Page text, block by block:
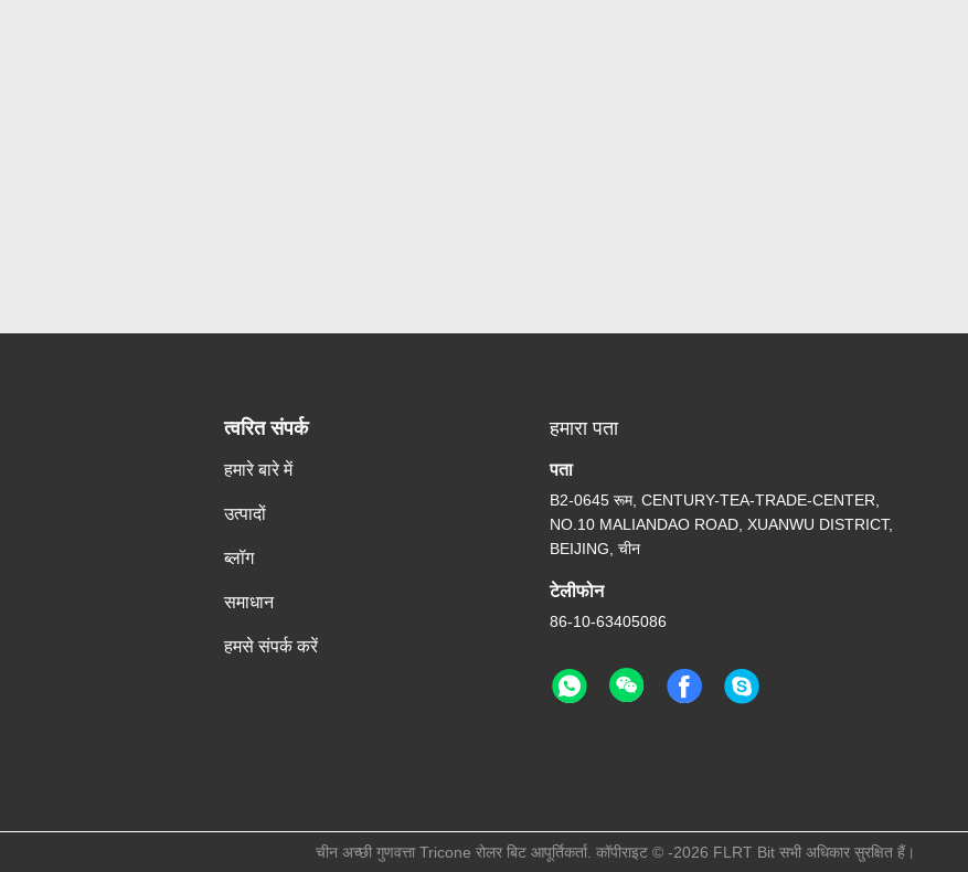
त्वरित संपर्क
हमारे बारे में
उत्पादों
ब्लॉग
समाधान
हमसे संपर्क करें
हमारा पता
पता
B2-0645 रूम, CENTURY-TEA-TRADE-CENTER,
NO.10 MALIANDAO ROAD, XUANWU DISTRICT,
BEIJING, चीन
टेलीफोन
86-10-63405086
चीन अच्छी गुणवत्ता Tricone रोलर बिट आपूर्तिकर्ता. कॉपीराइट © -2026 FLRT Bit सभी अधिकार सुरक्षित हैं।